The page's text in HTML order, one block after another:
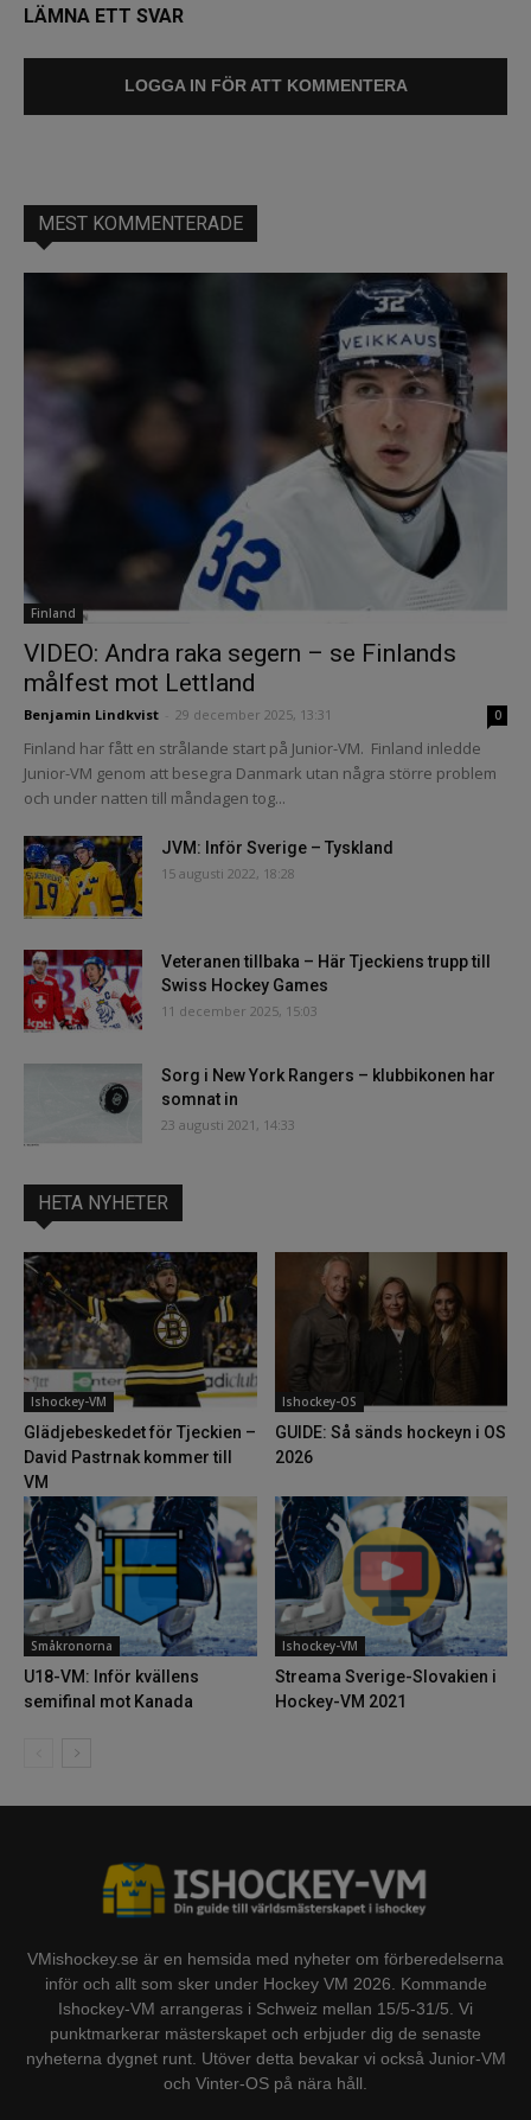
LÄMNA ETT SVAR
LOGGA IN FÖR ATT KOMMENTERA
MEST KOMMENTERADE
Finland
VIDEO: Andra raka segern – se Finlands
målfest mot Lettland
Benjamin Lindkvist 29 december 2025, 13:31 0
Finland har fått en strålande start på Junior-VM. Finland inledde
Junior-VM genom att besegra Danmark utan några större problem
och under natten till måndagen tog...
JVM: Inför Sverige – Tyskland
15 augusti 2022, 18:28
Veteranen tillbaka – Här Tjeckiens trupp till
Swiss Hockey Games
11 december 2025, 15:03
Sorg i New York Rangers – klubbikonen har
somnat in
23 augusti 2021, 14:33
HETA NYHETER
Ishockey-VM
Glädjebeskedet för Tjeckien –
David Pastrnak kommer till
VM
Ishockey-OS
GUIDE: Så sänds hockeyn i OS
2026
Småkronorna
U18-VM: Inför kvällens
semifinal mot Kanada
Ishockey-VM
Streama Sverige-Slovakien i
Hockey-VM 2021
VMishockey.se är en hemsida med nyheter om förberedelserna
inför och allt som sker under Hockey VM 2026. Kommande
Ishockey-VM arrangeras i Schweiz mellan 15/5-31/5. Vi
punktmarkerar mästerskapet och erbjuder dig de senaste
nyheterna dygnet runt. Utöver detta bevakar vi också Junior-VM
och Vinter-OS på nära håll.